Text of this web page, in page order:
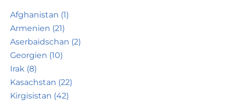
Afghanistan (1)
Armenien (21)
Aserbaidschan (2)
Georgien (10)
Irak (8)
Kasachstan (22)
Kirgisistan (42)